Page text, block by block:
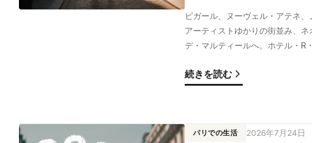
ピガール、ヌーヴェル・アテネ
アーティストゆかりの街並み、
デ・マルティールへ。ホテル・R
続きを読む
パリでの生活 2026年7月24日